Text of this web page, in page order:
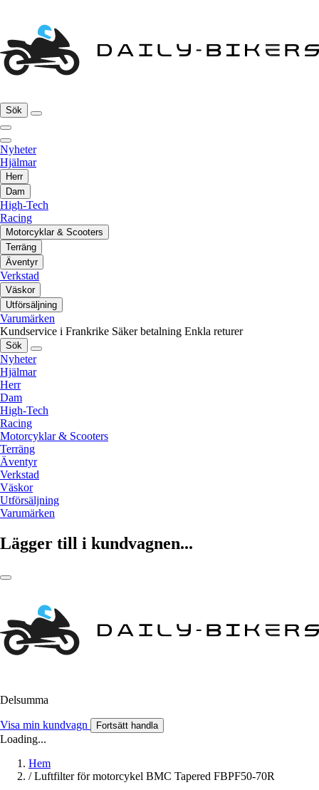
Sök
Nyheter
Hjälmar
Herr
Dam
High-Tech
Racing
Motorcyklar & Scooters
Terräng
Äventyr
Verkstad
Väskor
Utförsäljning
Varumärken
Kundservice i Frankrike Säker betalning Enkla returer
Sök
Nyheter
Hjälmar
Herr
Dam
High-Tech
Racing
Motorcyklar & Scooters
Terräng
Äventyr
Verkstad
Väskor
Utförsäljning
Varumärken
Lägger till i kundvagnen...
Delsumma
Visa min kundvagn Fortsätt handla
Loading...
Hem
/ Luftfilter för motorcykel BMC Tapered FBPF50-70R